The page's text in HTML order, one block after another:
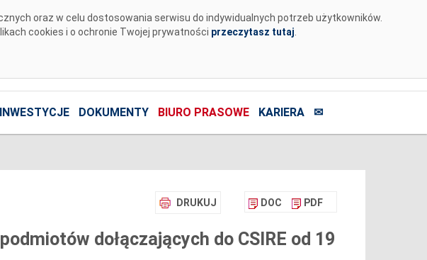
oraz w celu dostosowania serwisu do indywidualnych potrzeb użytkowników.
cookies i o ochronie Twojej prywatności przeczytasz tutaj
INWESTYCJE DOKUMENTY BIURO PRASOWE KARIERA ✉
DRUKUJ DOC PDF
dołączających do CSIRE od 19